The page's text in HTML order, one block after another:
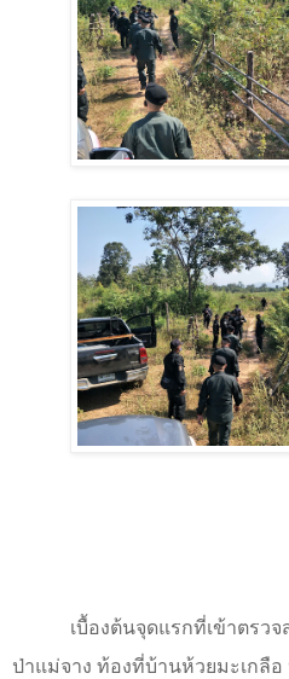
เบื้องต้นจุดแรกที่เข้าตรว
ป่าแม่จาง ท้องที่บ้านห้วยมะเกลือ